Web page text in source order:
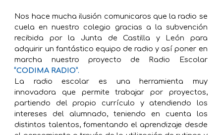
Nos hace mucha ilusión comunicaros que la radio se
cuela en nuestro colegio gracias a la subvención
recibida por la Junta de Castilla y León para
adquirir un fantástico equipo de radio y así poner en
marcha nuestro proyecto de Radio Escolar
“CODIMA RADIO”.
La radio escolar es una herramienta muy
innovadora que permite trabajar por proyectos,
partiendo del propio currículo y atendiendo los
intereses del alumnado, teniendo en cuenta los
distintos talentos, fomentando el aprendizaje desde